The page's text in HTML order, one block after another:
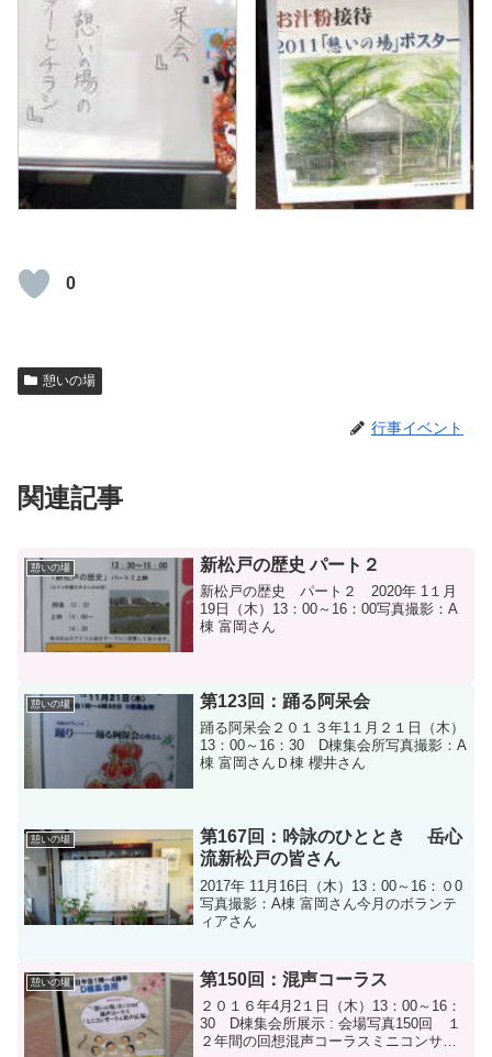
0
憩いの場
行事イベント
関連記事
憩いの場 新松戸の歴史 パート２
新松戸の歴史 パート２ 2020年 1１月
19日（木）13：00～16：00写真撮影：A
棟 富岡さん
憩いの場 第123回：踊る阿呆会
踊る阿呆会２０１３年1１月２１日（木）
13：00～16：30 D棟集会所写真撮影：A
棟 富岡さんＤ棟 櫻井さん
憩いの場
第167回：吟詠のひととき 岳心
流新松戸の皆さん
2017年 11月16日（木）13：00～16：０0
写真撮影：A棟 富岡さん今月のボランテ
ィアさん
憩いの場 第150回：混声コーラス
２０１６年4月2１日（木）13：00～16：
30 D棟集会所展示 : 会場写真150回 １
２年間の回想混声コーラスミニコンサー